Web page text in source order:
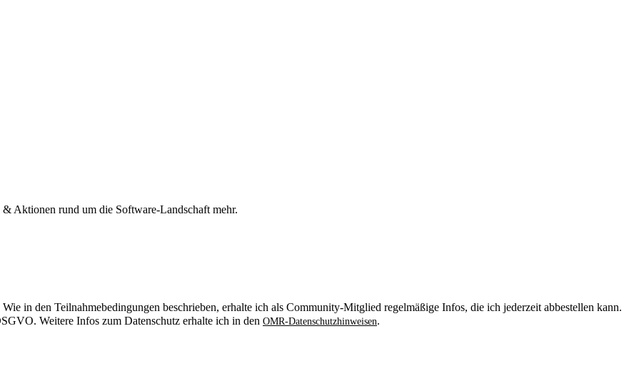
Aktionen rund um die Software-Landschaft mehr.
Wie in den Teilnahmebedingungen beschrieben, erhalte ich als Community-Mitglied regelmäßige Infos, die ich jederzeit abbestellen kann.
Weitere Infos zum Datenschutz erhalte ich in den OMR-Datenschutzhinweisen.